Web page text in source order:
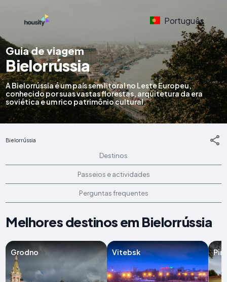
Português
Guia de viagem
Bielorrússia
A Bielorrússia é um país sem litoral no Leste Europeu,
conhecido por suas vastas florestas, arquitetura da era
soviética e um rico patrimônio cultural.
Bielorrússia
Destinos
Passeios e actividades
Perguntas frequentes
Melhores destinos em Bielorrússia
Grodno Vitebsk